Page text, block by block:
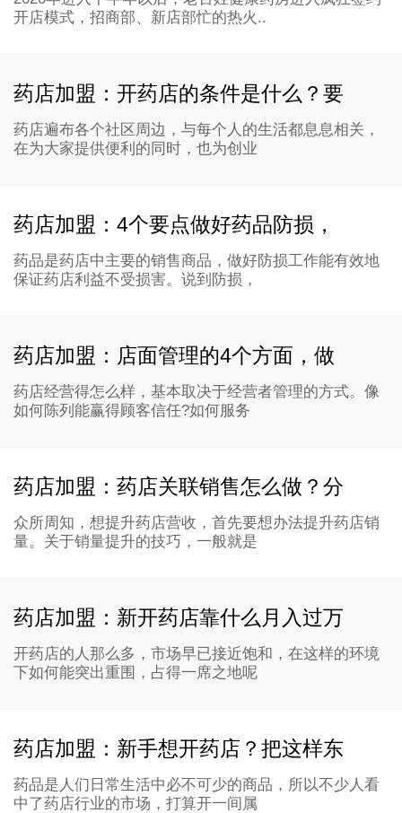
开店模式，招商部、新店部忙的热火..
药店加盟：开药店的条件是什么？要
药店遍布各个社区周边，与每个人的生活都息息相关，
在为大家提供便利的同时，也为创业
药店加盟：4个要点做好药品防损，
药品是药店中主要的销售商品，做好防损工作能有效地
保证药店利益不受损害。说到防损，
药店加盟：店面管理的4个方面，做
药店经营得怎么样，基本取决于经营者管理的方式。像
如何陈列能赢得顾客信任?如何服务
药店加盟：药店关联销售怎么做？分
众所周知，想提升药店营收，首先要想办法提升药店销
量。关于销量提升的技巧，一般就是
药店加盟：新开药店靠什么月入过万
开药店的人那么多，市场早已接近饱和，在这样的环境
下如何能突出重围，占得一席之地呢
药店加盟：新手想开药店？把这样东
药品是人们日常生活中必不可少的商品，所以不少人看
中了药店行业的市场，打算开一间属